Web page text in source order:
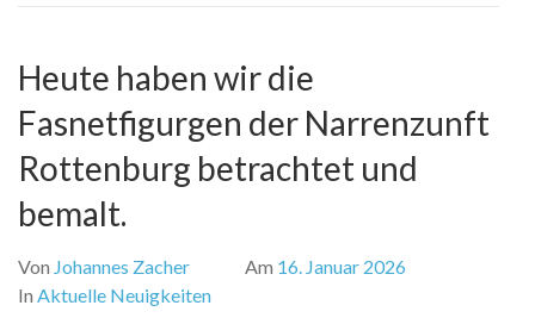
Heute haben wir die
Fasnetfigurgen der Narrenzunft
Rottenburg betrachtet und
bemalt.
Von Johannes Zacher Am 16. Januar 2026
In Aktuelle Neuigkeiten